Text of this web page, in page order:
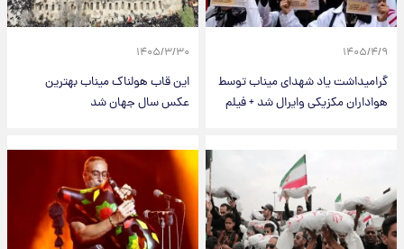
۱۴۰۵/۴/۹
گرامیداشت یاد شهدای میناب توسط
هواداران مکزیکی وایرال شد + فیلم
۱۴۰۵/۳/۳۰
این قاب هولناک میناب بهترین
عکس سال جهان شد